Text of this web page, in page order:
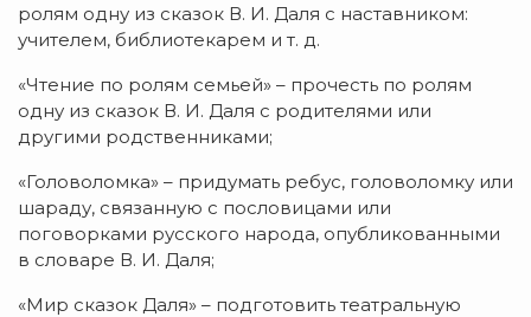
ролям одну из сказок В. И. Даля с наставником:
учителем, библиотекарем и т. д.
«Чтение по ролям семьей» – прочесть по ролям
одну из сказок В. И. Даля с родителями или
другими родственниками;
«Головоломка» – придумать ребус, головоломку или
шараду, связанную с пословицами или
поговорками русского народа, опубликованными
в словаре В. И. Даля;
«Мир сказок Даля» – подготовить театральную